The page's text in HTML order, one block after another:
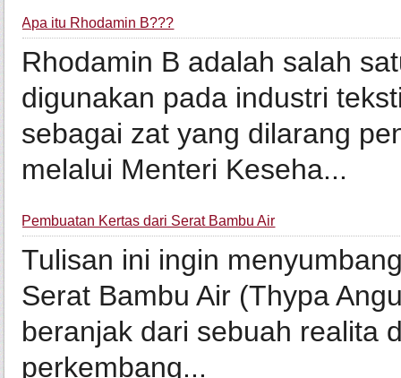
Apa itu Rhodamin B???
Rhodamin B adalah salah
digunakan pada industri
sebagai zat yang dilarang
melalui Menteri Keseha...
Pembuatan Kertas dari Serat Bambu Air
Tulisan ini ingin
Serat Bambu Air (Thypa
beranjak dari sebuah realita
perkembang...